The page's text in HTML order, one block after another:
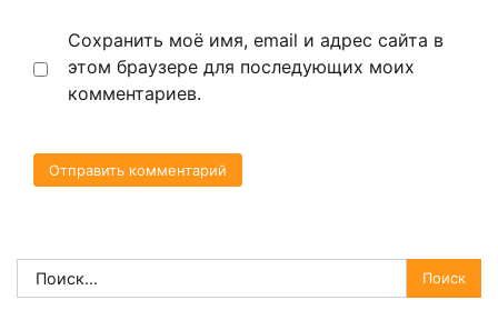
Сохранить моё имя, email и адрес сайта в
этом браузере для последующих моих
комментариев.
Найти: